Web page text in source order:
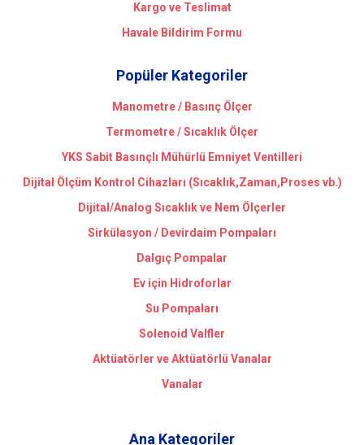
Kargo ve Teslimat
Havale Bildirim Formu
Popüler Kategoriler
Manometre / Basınç Ölçer
Termometre / Sıcaklık Ölçer
YKS Sabit Basınçlı Mühürlü Emniyet Ventilleri
Dijital Ölçüm Kontrol Cihazları (Sıcaklık,Zaman,Proses vb.)
Dijital/Analog Sıcaklık ve Nem Ölçerler
Sirkülasyon / Devirdaim Pompaları
Dalgıç Pompalar
Ev için Hidroforlar
Su Pompaları
Solenoid Valfler
Aktüatörler ve Aktüatörlü Vanalar
Vanalar
Ana Kategoriler